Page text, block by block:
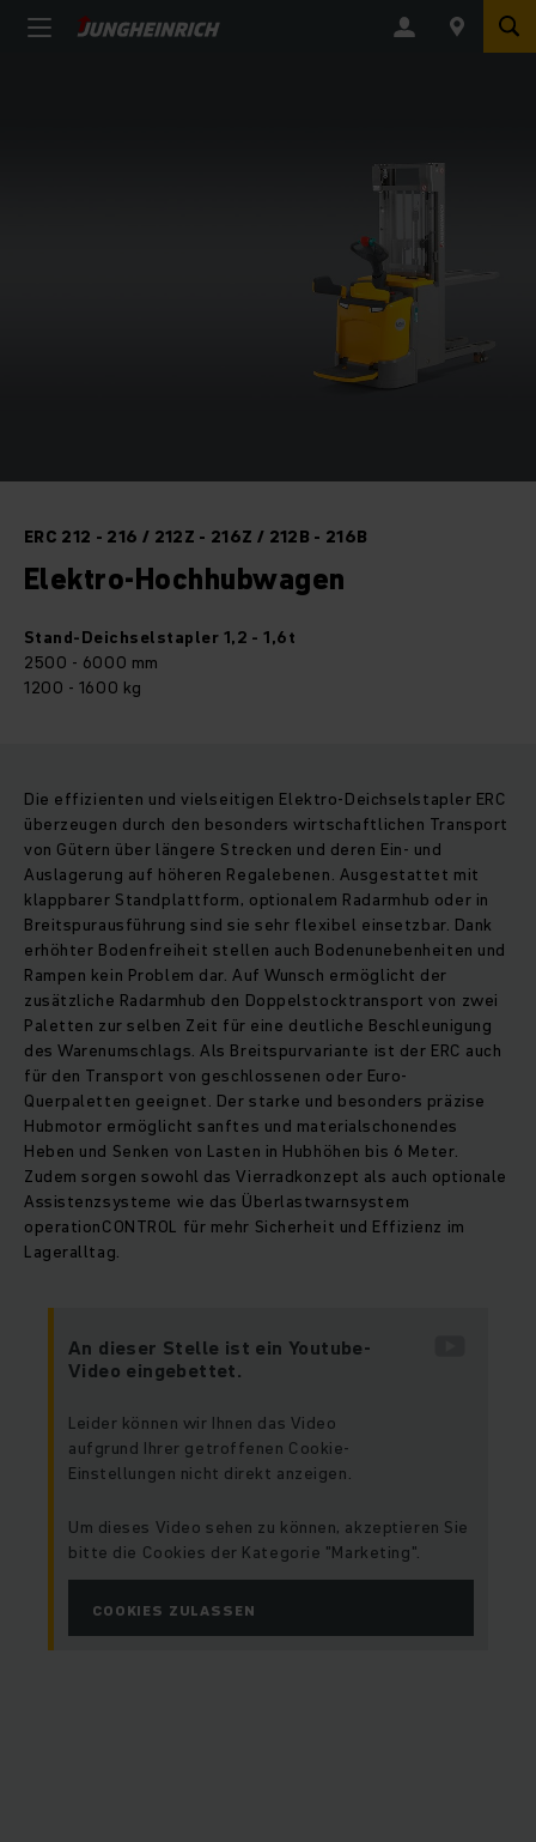
ERC 212 - 216 / 212Z - 216Z / 212B - 216B
Elektro-Hochhubwagen
Stand-Deichsel­stapler 1,2 - 1,6t
2500 - 6000 mm
1200 - 1600 kg
Die effizienten und vielseitigen Elektro-Deichselstapler ERC
überzeugen durch den besonders wirtschaftlichen Transport
von Gütern über längere Strecken und deren Ein- und
Auslagerung auf höheren Regalebenen. Ausgestattet mit
klappbarer Standplattform, optionalem Radarmhub oder in
Breitspurausführung sind sie sehr flexibel einsetzbar. Dank
erhöhter Bodenfreiheit stellen auch Bodenunebenheiten und
Rampen kein Problem dar. Auf Wunsch ermöglicht der
zusätzliche Radarmhub den Doppelstocktransport von zwei
Paletten zur selben Zeit für eine deutliche Beschleunigung
des Warenumschlags. Als Breitspurvariante ist der ERC auch
für den Transport von geschlossenen oder Euro-
Querpaletten geeignet. Der starke und besonders präzise
Hubmotor ermöglicht sanftes und materialschonendes
Heben und Senken von Lasten in Hubhöhen bis 6 Meter.
Zudem sorgen sowohl das Vierradkonzept als auch optionale
Assistenzsysteme wie das Überlastwarnsystem
operationCONTROL für mehr Sicherheit und Effizienz im
Lageralltag.
An dieser Stelle ist ein Youtube-
Video eingebettet.
Leider können wir Ihnen das Video
aufgrund Ihrer getroffenen Cookie-
Einstellungen nicht direkt anzeigen.
Um dieses Video sehen zu können, akzeptieren Sie
bitte die Cookies der Kategorie "Marketing".
COOKIES ZULASSEN